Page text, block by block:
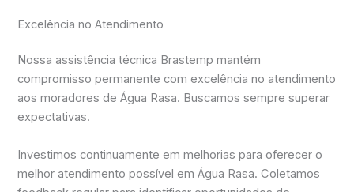
Excelência no Atendimento
Nossa assistência técnica Brastemp mantém
compromisso permanente com excelência no atendimento
aos moradores de Água Rasa. Buscamos sempre superar
expectativas.
Investimos continuamente em melhorias para oferecer o
melhor atendimento possível em Água Rasa. Coletamos